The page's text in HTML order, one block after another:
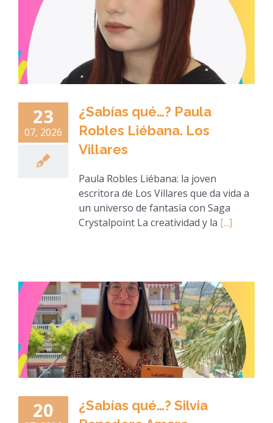
23
07, 2026
¿Sabías qué…? Paula
Robles Liébana. Los
Villares
Paula Robles Liébana: la joven
escritora de Los Villares que da vida a
un universo de fantasía con Saga
Crystalpoint La creatividad y la [...]
20
¿Sabías qué…? Silvia